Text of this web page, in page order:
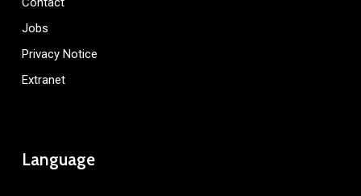
Jobs
Privacy Notice
Extranet
Language